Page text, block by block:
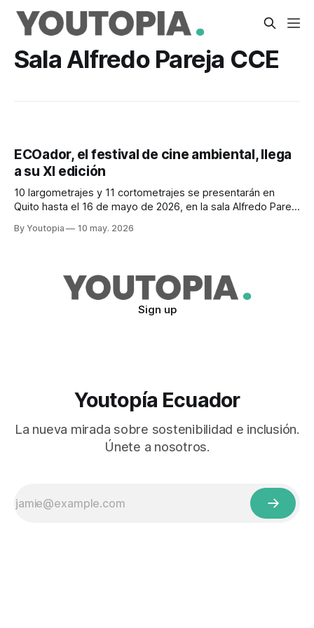
Sala Alfredo Pareja CCE
ECOador, el festival de cine ambiental, llega
a su XI edición
10 largometrajes y 11 cortometrajes se presentarán en
Quito hasta el 16 de mayo de 2026, en la sala Alfredo Pareja
By Youtopia 10 may. 2026
Sign up
Youtopía Ecuador
La nueva mirada sobre sostenibilidad e inclusión.
Únete a nosotros.